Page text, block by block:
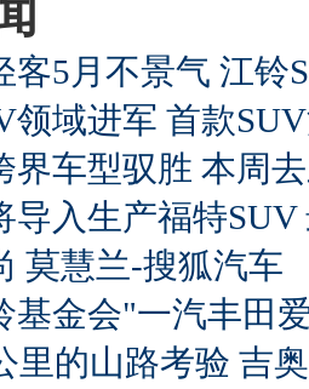
客5月不景气 江铃
领域进军 首款
界车型驭胜 本周
导入生产福特SUV
莫慧兰-搜狐汽车
基金会"一汽丰田
里的山路考验 吉